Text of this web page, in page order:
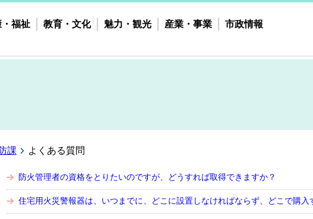
福祉 教育・文化 魅力・観光 産業・事業 市政情報
課 よくある質問
防火管理者の資格をとりたいのですが、どうすれば取得できますか？
住宅用火災警報器は、いつまでに、どこに設置しなければならず、どこで購入